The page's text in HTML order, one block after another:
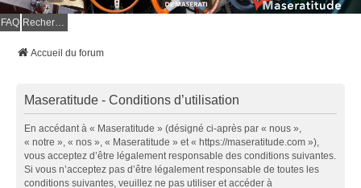
FAQ
Accueil du forum
Maseratitude - Conditions d’utilisation
En accédant à « Maseratitude » (désigné ci-après par « nous »,
« notre », « nos », « Maseratitude » et « https://maseratitude.com »),
vous acceptez d’être légalement responsable des conditions suivantes.
Si vous n’acceptez pas d’être légalement responsable de toutes les
conditions suivantes, veuillez ne pas utiliser et accéder à